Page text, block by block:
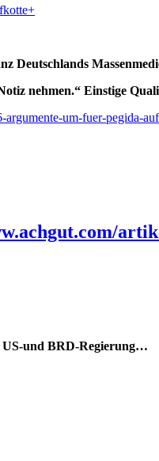
Deutschlands
nehmen.“ Einstige
um-fuer-pegida-
und BRD-Regierung…